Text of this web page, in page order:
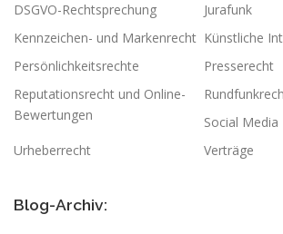
DSGVO-Rechtsprechung
Jurafunk
Kennzeichen- und Markenrecht Künstliche
Persönlichkeitsrechte
Presserecht
Reputationsrecht und Online-
Bewertungen
Social Media
Urheberrecht
Verträge
Blog-Archiv: